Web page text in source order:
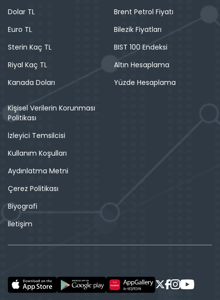
Dolar TL
Euro TL
Sterin Kaç TL
Riyal Kaç TL
Kanada Doları
Brent Petrol Fiyatı
Bilezik Fiyatları
BIST 100 Endeksi
Altın Hesaplama
Yüzde Hesaplama
Kişisel Verilerin Korunması
Politikası
İzleyici Temsilcisi
Kullanım Koşulları
Aydınlatma Metni
Çerez Politikası
Biyografi
İletişim